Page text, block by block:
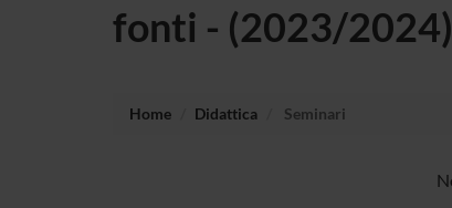
fonti - (2023/2024)
Home Didattica Seminari